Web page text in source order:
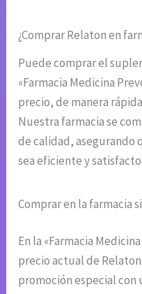
¿Comprar Relaton en
Puede comprar el
«Farmacia Medicina
precio, de manera
Nuestra farmacia se
de calidad, asegurando
sea eficiente y
Comprar en la farmacia
En la «Farmacia
precio actual de
promoción especial con